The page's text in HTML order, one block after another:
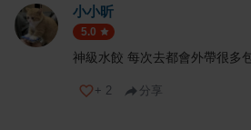
小小昕
5.0
神級水餃 每次去都會外帶很多
+ 2 分享